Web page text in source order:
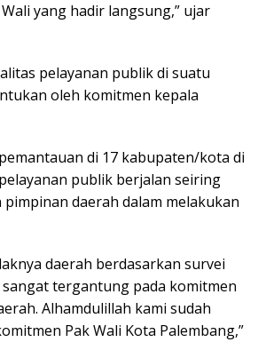
yang hadir langsung,” ujar
pelayanan publik di suatu
oleh komitmen kepala
di 17 kabupaten/kota di
publik berjalan seiring
daerah dalam melakukan
daerah berdasarkan survei
tergantung pada komitmen
Alhamdulillah kami sudah
Pak Wali Kota Palembang,”